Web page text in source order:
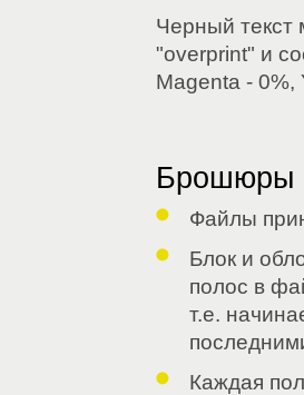
Черный текст
"overprint" и
Magenta - 0%,
Брошюры
Файлы
Блок и
полос в
т.е.
Каждая